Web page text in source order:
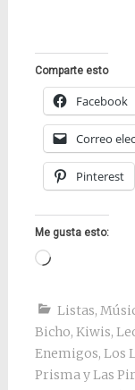
Comparte esto
Facebook
Correo
Pinterest
Me gusta esto:
Cargando...
Listas,
Bicho, Kiwis,
Enemigos, Los
Prisma y Las